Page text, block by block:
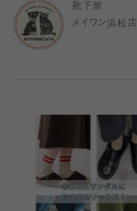
靴下屋
メイワン浜松店